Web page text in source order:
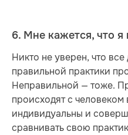
6. Мне кажется, что
Никто не уверен, что
правильной практики
Неправильной — тоже.
происходят с
индивидуальны и
сравнивать свою